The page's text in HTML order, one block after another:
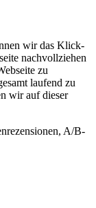
wir das Klick-
nachvollziehen
zu
laufend zu
wir auf dieser
A/B-